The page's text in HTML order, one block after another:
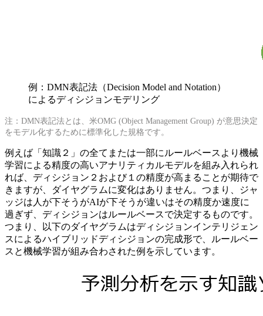
例：DMN表記法（Decision Model and Notation）
によるディシジョンモデリング
注：DMN表記法とは、米OMG (Object Management Group) が意思決定
をモデル化するために標準化した規格です。
例えば「知識２」の全てまたは一部にルールベースより機械
学習による精度の高いアナリティカルモデルを組み入れられ
れば、ディシジョン２および１の精度が高まることが期待で
きますが、ダイヤグラムに変化はありません。つまり、ジャ
ッジは人が下そうがAIが下そうが違いはその精度か速度に
過ぎず、ディシジョンはルールベースで決定するものです。
つまり、以下のダイヤグラムはディシジョンインテリジェン
スによるハイブリッドディシジョンの完成形で、ルールベー
スと機械学習が組み合わされた例を示しています。